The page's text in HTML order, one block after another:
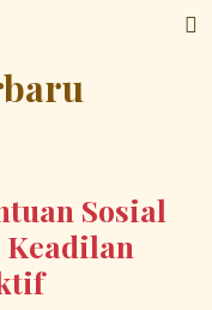
Sosial